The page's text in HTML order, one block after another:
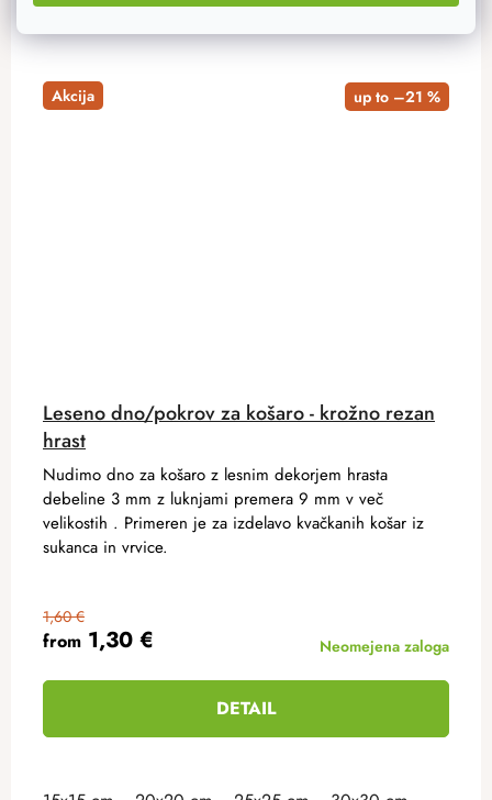
Akcija up to –21 %
Leseno dno/pokrov za košaro - krožno rezan
hrast
from 1,30 €
1,60 €
Neomejena zaloga
DETAIL
Nudimo dno za košaro z lesnim dekorjem hrasta
debeline 3 mm z luknjami premera 9 mm v več
velikostih . Primeren je za izdelavo kvačkanih košar iz
sukanca in vrvice.